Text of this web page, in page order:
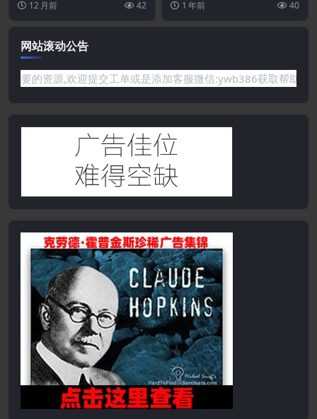
12 月前 42
您可以轻松...
1 年前 40
网站滚动公告
没有你需要的资源,欢迎提交工单或是添加客服微信:ywb386获